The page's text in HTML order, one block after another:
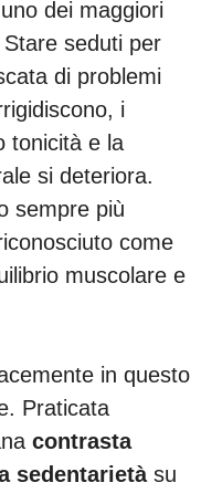
dei maggiori
seduti per
di problemi
i
tonicità e la
si deteriora.
sempre più
come
muscolare e
in questo
Praticata
contrasta
sedentarietàsu